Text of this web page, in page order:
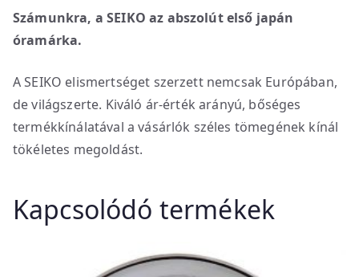
Számunkra, a SEIKO az abszolút első japán
óramárka.
A SEIKO elismertséget szerzett nemcsak Európában,
de világszerte. Kiváló ár-érték arányú, bőséges
termékkínálatával a vásárlók széles tömegének kínál
tökéletes megoldást.
Kapcsolódó termékek